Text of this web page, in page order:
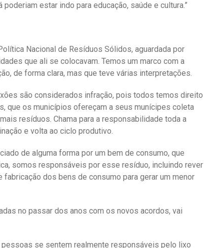
estar indo para educação, saúde e cultura.”
Nacional de Resíduos Sólidos, aguardada por
que ali se colocavam. Temos um marco com a
de forma clara, mas que teve várias interpretações.
são considerados infração, pois todos temos direito
que os municípios ofereçam a seus munícipes coleta
resíduos. Chama para a responsabilidade toda a
e volta ao ciclo produtivo.
de alguma forma por um bem de consumo, que
somos responsáveis por esse resíduo, incluindo rever
dos bens de consumo para gerar um menor
no passar dos anos com os novos acordos, vai
se sentem realmente responsáveis pelo lixo